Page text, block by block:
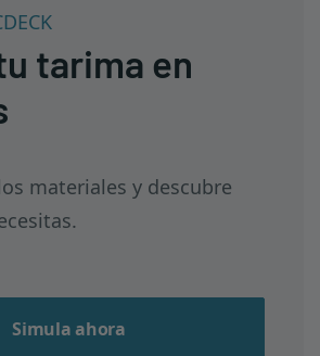
tarima en
materiales y descubre
Simula ahora